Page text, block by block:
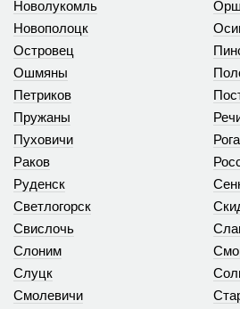
Новолукомль
Новополоцк
Островец
Ошмяны
Петриков
Пружаны
Пуховичи
Раков
Руденск
Светлогорск
Свислочь
Слоним
Слуцк
Смолевичи